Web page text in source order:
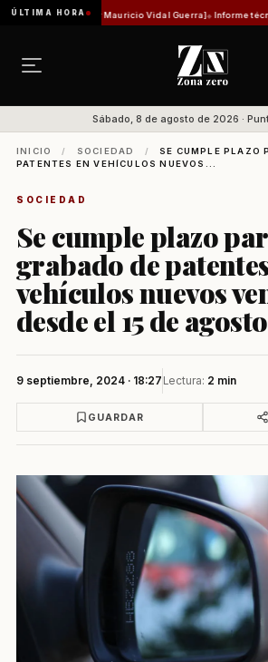
ÚLTIMA HORA
[Por Mauricio Vidal Guerra] Informe técnico
Sábado, 8 de agosto de 2026 ·
INICIO / SOCIEDAD /
SE CUMPLE PLAZO
PATENTES EN VEHÍCULOS NUEVOS...
SOCIEDAD
Se cumple plazo
grabado de
vehículos nuevos
desde el 15 de
9 septiembre, 2024 · 18:27 Lectura: 2 min
GUARDAR